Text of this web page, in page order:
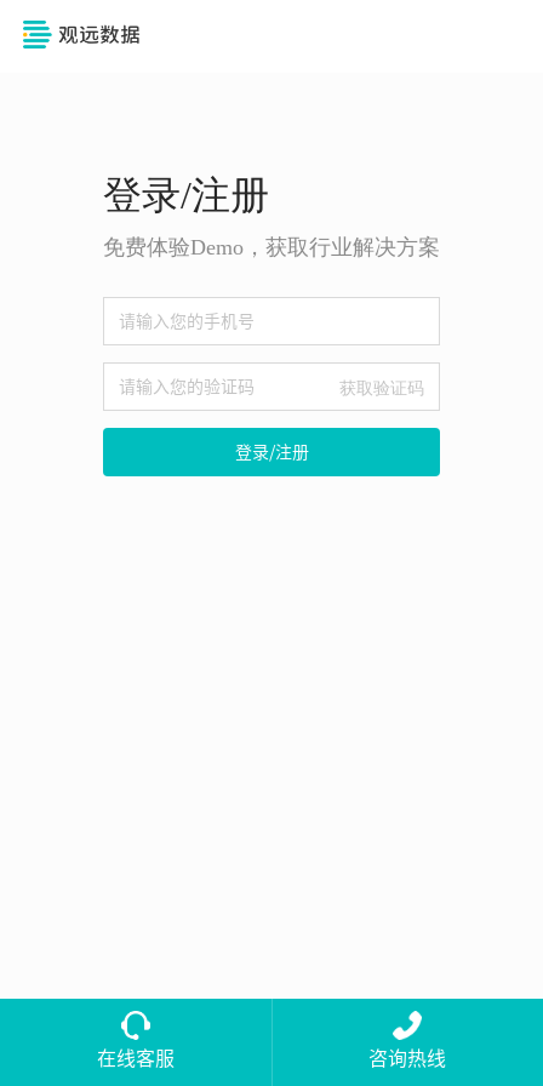
登录/注册
免费体验Demo，获取行业解决方案
获取验证码
登录/注册
在线客服 咨询热线